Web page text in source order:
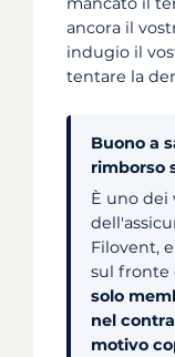
ancora il
indugio il
tentare la
Buono a
rimborso
È uno
Filovent,
sul fronte
solo
nel
motivo